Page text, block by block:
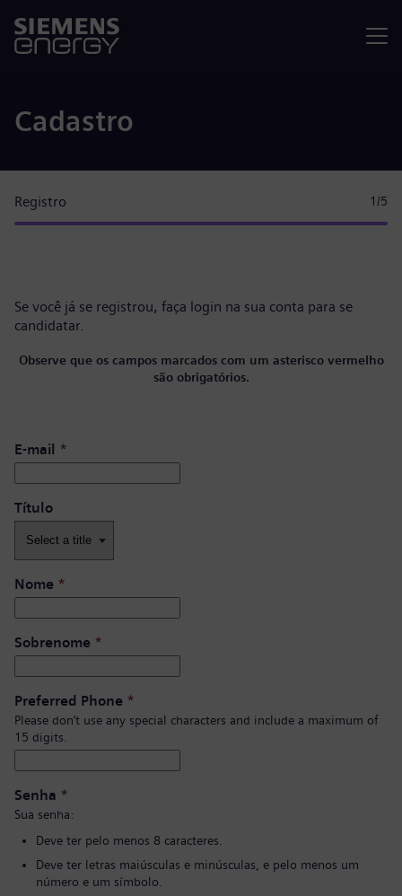
Cadastro
Registro 1 /5
Se você já se registrou, faça login na sua conta para se
candidatar.
Observe que os campos marcados com um asterisco vermelho
são obrigatórios.
E-mail *
Título
Nome *
Sobrenome *
Preferred Phone *
Please don’t use any special characters and include a maximum of
15 digits.
Senha *
Sua senha:
Deve ter pelo menos 8 caracteres.
Deve ter letras maiúsculas e minúsculas, e pelo menos um
número e um símbolo.